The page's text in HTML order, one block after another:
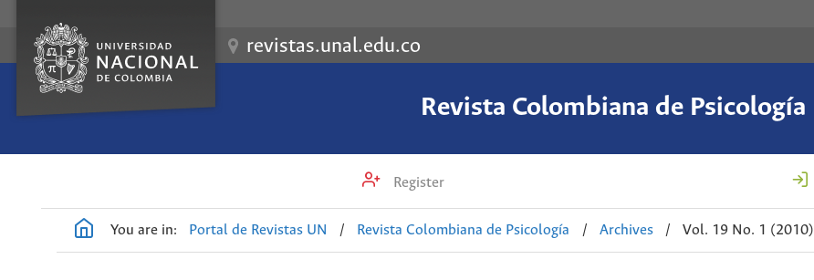
revistas.unal.edu.co
Revista Colombiana de Psicología
Register
You are in: Portal de Revistas UN / Revista Colombiana de Psicología / Archives / Vol. 19 No. 1 (2010)